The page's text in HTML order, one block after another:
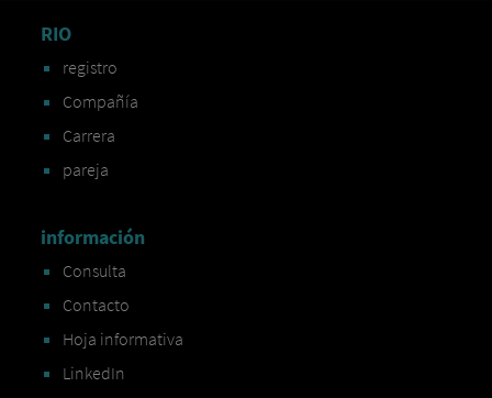
RIO
registro
Compañía
Carrera
pareja
información
Consulta
Contacto
Hoja informativa
LinkedIn